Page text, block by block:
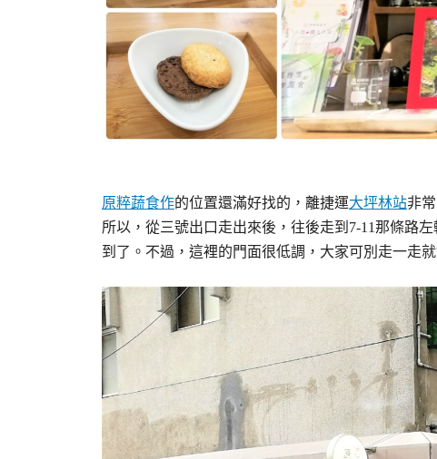
原粹蔬食作的位置還滿好找的，離捷運大坪林站非
所以，從三號出口走出來後，往後走到7-11那條路
到了。不過，這裡的門面很低調，大家可別走一走就